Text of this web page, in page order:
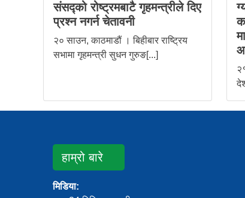
संसद्को रोष्ट्रमबाटै गृहमन्त्रीले दिए
प्रश्न नगर्न चेतावनी
२० साउन, काठमाडौं । बिहीबार राष्ट्रिय
सभामा गृहमन्त्री सुधन गुरुङ[...]
हाम्रो बारे
मिडिया: